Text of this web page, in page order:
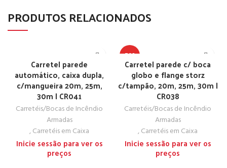
PRODUTOS RELACIONADOS
Carretel parede
automático, caixa dupla,
c/mangueira 20m, 25m,
30m | CR041
Carretéis/Bocas de Incêndio
Armadas
,Carretéis em Caixa
Inicie sessão para ver os
preços
TOP
Carretel parede c/ boca
globo e flange storz
c/tampão, 20m, 25m, 30m |
CR038
Carretéis/Bocas de Incêndio
Armadas
,Carretéis em Caixa
Inicie sessão para ver os
preços